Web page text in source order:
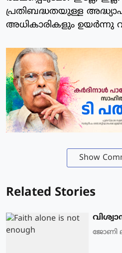
പ്രതിബദ്ധതയുള്ള
അധികാരികളും ഉയര്‍ന്നു
Show
Related Stories
ജോണി